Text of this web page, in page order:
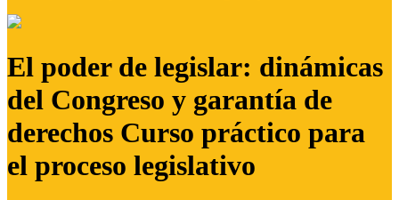
El poder de legislar: dinámicas
del Congreso y garantía de
derechos Curso práctico para
el proceso legislativo